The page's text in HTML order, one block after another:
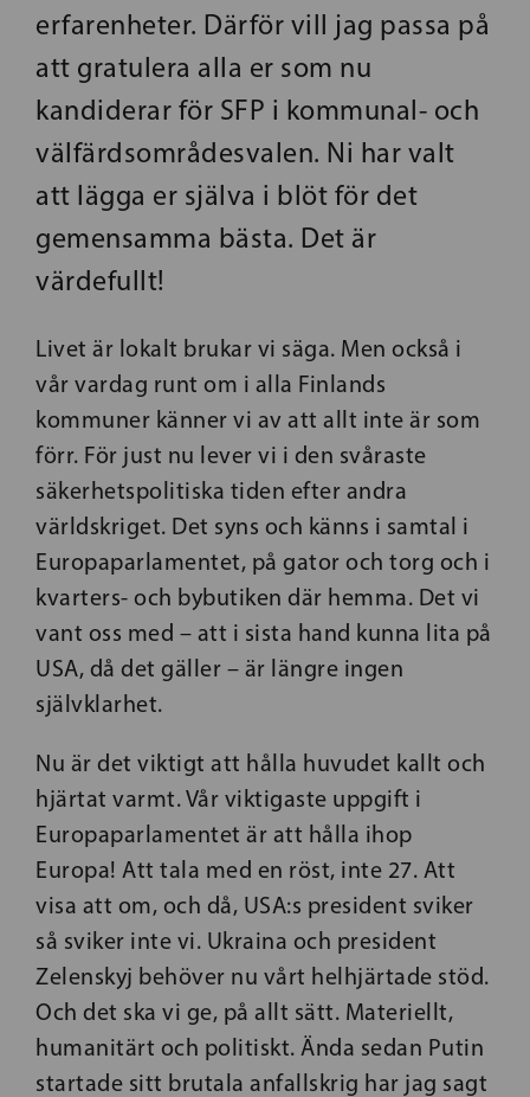
erfarenheter. Därför vill jag passa på
att gratulera alla er som nu
kandiderar för SFP i kommunal- och
välfärdsområdesvalen. Ni har valt
att lägga er själva i blöt för det
gemensamma bästa. Det är
värdefullt!
Livet är lokalt brukar vi säga. Men också i
vår vardag runt om i alla Finlands
kommuner känner vi av att allt inte är som
förr. För just nu lever vi i den svåraste
säkerhetspolitiska tiden efter andra
världskriget. Det syns och känns i samtal i
Europaparlamentet, på gator och torg och i
kvarters- och bybutiken där hemma. Det vi
vant oss med – att i sista hand kunna lita på
USA, då det gäller – är längre ingen
självklarhet.
Nu är det viktigt att hålla huvudet kallt och
hjärtat varmt. Vår viktigaste uppgift i
Europaparlamentet är att hålla ihop
Europa! Att tala med en röst, inte 27. Att
visa att om, och då, USA:s president sviker
så sviker inte vi. Ukraina och president
Zelenskyj behöver nu vårt helhjärtade stöd.
Och det ska vi ge, på allt sätt. Materiellt,
humanitärt och politiskt. Ända sedan Putin
startade sitt brutala anfallskrig har jag sagt